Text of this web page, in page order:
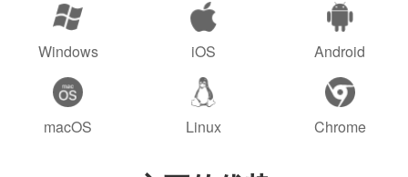
Windows iOS Android
macOS Linux Chrome